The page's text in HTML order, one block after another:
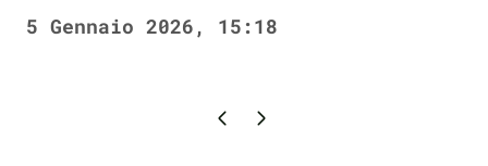
5 Gennaio 2026, 15:18
Pagina precedente
Pagina successiva